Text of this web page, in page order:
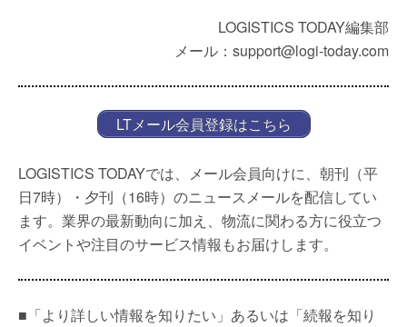
LOGISTICS TODAY編集部
メール：support@logi-today.com
LTメール会員登録はこちら
LOGISTICS TODAYでは、メール会員向けに、朝刊（平
日7時）・夕刊（16時）のニュースメールを配信してい
ます。業界の最新動向に加え、物流に関わる方に役立つ
イベントや注目のサービス情報もお届けします。
■「より詳しい情報を知りたい」あるいは「続報を知り